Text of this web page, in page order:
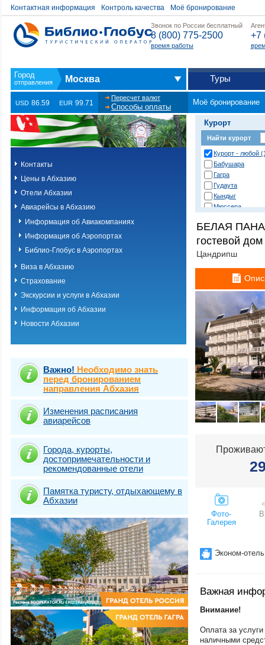
Контактная информация Контроль качества Моё бронирование
Звонок по России бесплатный
8 (800) 775-2500
время работы
+7
Москва Туры
USD 86.59 EUR 99.71
Пересчет валют
Способы оплаты
Моё бронирование
Контакты
Цены в Абхазию
Отели Абхазии
Авиарейсы в Абхазию
Информация об Авиакомпаниях
Информация об Аэропортах
Библио-Глобус в Аэропортах
Виза в Абхазию
Страхование
Экскурсии и услуги в Абхазии
Информация об Абхазии
Новости Абхазии
Важно! Необходимо знать
перед бронированием
направления Абхазия
Изменения расписания
авиарейсов
Города, курорты,
достопримечательности и
рекомендованные отели
Памятка туристу, отдыхающему в
Абхазии
Курорт
Найти курорт
Курорт - любой
Бабушара
Гагра
Гудаута
Кындыг
Мюссера
Очамчыра
Пицунда
Рицинский
Сухум
Холодная Речка
Цандрипш
БЕЛАЯ
гостевой
Цандрипш
Фото-
Галерея
Эконом-отель
Важная
Внимание!
Оплата за
наличными